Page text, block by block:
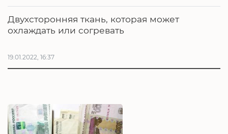
Двухсторонняя ткань, которая может
охлаждать или согревать
19.01.2022, 16:37